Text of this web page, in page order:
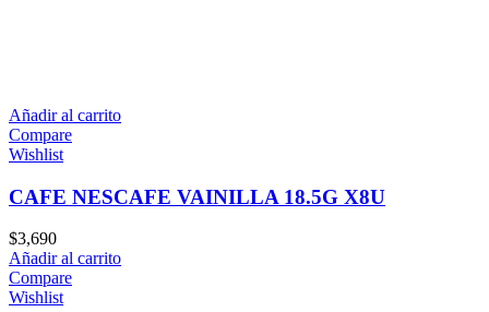
Añadir al carrito
Compare
Wishlist
CAFE NESCAFE VAINILLA 18.5G X8U
$3,690
Añadir al carrito
Compare
Wishlist